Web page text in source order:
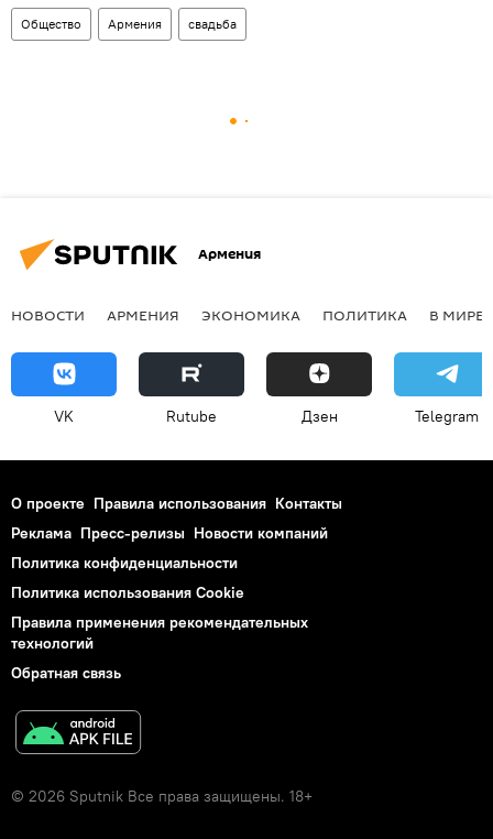
Общество Армения свадьба
Армения
НОВОСТИ АРМЕНИЯ ЭКОНОМИКА ПОЛИТИКА В МИРЕ
VK Rutube Дзен Telegram
О проекте Правила использования Контакты
Реклама Пресс-релизы Новости компаний
Политика конфиденциальности
Политика использования Cookie
Правила применения рекомендательных
технологий
Обратная связь
© 2026 Sputnik Все права защищены. 18+